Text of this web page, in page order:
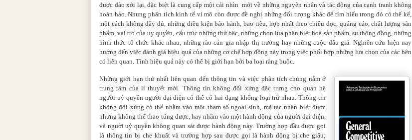
được đào xới lại, đặc biệt là cung cấp một cái nhìn mới về những nguyên nhân và tác động của cạnh tranh không
hoàn hảo. Nhưng phân tích kinh tế vi mô còn được đề nghị những đối tượng khác để tìm hiểu trong đó có thể kể,
một cách không đầy đủ, những điều kiện bảo hành, bao tiêu, hợp nhất theo chiều dọc, quảng cáo, chất lượng sản
phẩm, vai trò của uy quyền, cấu trúc những thứ bậc, những chọnlựa phân biệt hoá sản phẩm, sự thông đồng, những
hình thức tổ chức khác nhau, những rào cản gia nhập thị trường hay những cuộc đấu giá. Nghiên cứu hiện nay
hướng đến việc đánh giá hiệu quả của những cơ chế hợp đồng này trong việc phối hợp những lựa chọn của các bên
có liên quan. Tính hiệu quả này có thể bị giới hạn bởi ba loại ràng buộc.
Những giới hạn thứ nhất liên quan đến thông tin và việc phân tích chúng nằm ở
trung tâm của lí thuyết mới. Thông tin không đối xứng đặc trưng cho quan hệ
người uỷ quyền-người đại diện có thể có hai dạng không loại trừ nhau. Thông tin
không đối xứng có thể nhằm vào một tham số ngoại sinh, mà tác nhân biết được
nhưng không thể thao túng được, hay nhằm vào một hành động của người đại diện,
và người uỷ quyền không quan sát được hành động này. Trường hợp đầu được gọi
là thông tin bị che khuất và trường hợp sau được gọi là hành động bị che giấu;